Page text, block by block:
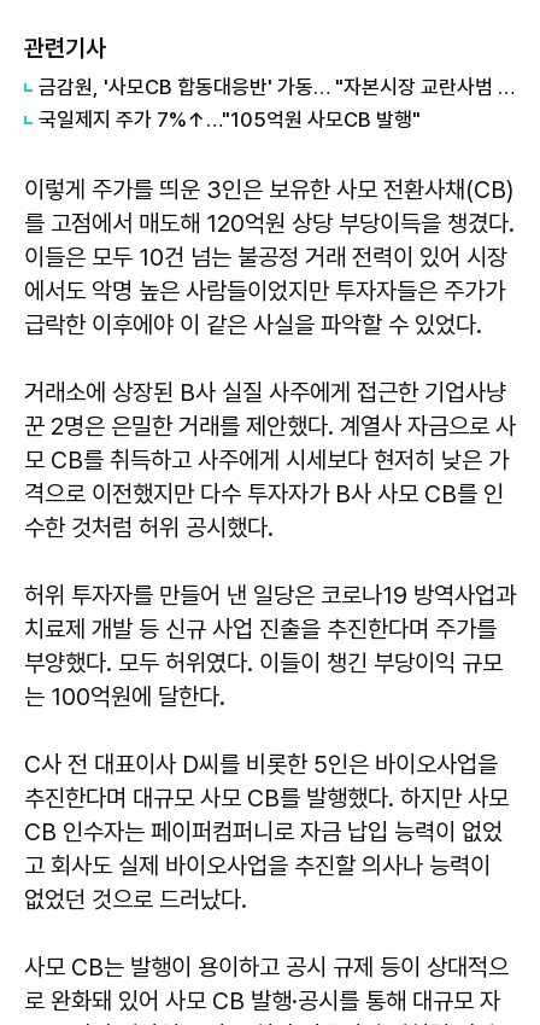
관련기사
금감원, '사모CB 합동대응반' 가동… "자본시장 교란사범 엄단할 것"
국일제지 주가 7%↑…"105억원 사모CB 발행"
이렇게 주가를 띄운 3인은 보유한 사모 전환사채(CB)
를 고점에서 매도해 120억원 상당 부당이득을 챙겼다.
이들은 모두 10건 넘는 불공정 거래 전력이 있어 시장
에서도 악명 높은 사람들이었지만 투자자들은 주가가
급락한 이후에야 이 같은 사실을 파악할 수 있었다.
거래소에 상장된 B사 실질 사주에게 접근한 기업사냥
꾼 2명은 은밀한 거래를 제안했다. 계열사 자금으로 사
모 CB를 취득하고 사주에게 시세보다 현저히 낮은 가
격으로 이전했지만 다수 투자자가 B사 사모 CB를 인
수한 것처럼 허위 공시했다.
허위 투자자를 만들어 낸 일당은 코로나19 방역사업과
치료제 개발 등 신규 사업 진출을 추진한다며 주가를
부양했다. 모두 허위였다. 이들이 챙긴 부당이익 규모
는 100억원에 달한다.
C사 전 대표이사 D씨를 비롯한 5인은 바이오사업을
추진한다며 대규모 사모 CB를 발행했다. 하지만 사모
CB 인수자는 페이퍼컴퍼니로 자금 납입 능력이 없었
고 회사도 실제 바이오사업을 추진할 의사나 능력이
없었던 것으로 드러났다.
사모 CB는 발행이 용이하고 공시 규제 등이 상대적으
로 완화돼 있어 사모 CB 발행·공시를 통해 대규모 자